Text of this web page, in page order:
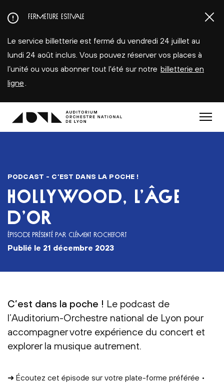
au
principal
FERMETURE ESTIVALE
Le service billetterie est fermé du vendredi 24 juillet au
lundi 24 août inclus. Vous pouvez réserver vos places à
l’unité ou vous abonner tout l'été sur notre billetterie en
ligne
Menu
PODCAST - C’EST DANS LA POCHE !
HOLLYWOOD, L’ÂGE
D’OR
ÉPISODE PRÉSENTÉ PAR CLÉMENT ROCHEFORT
publié le 21 décembre 2023
C’est dans la poche ! Le podcast de
l’Auditorium-Orchestre national de Lyon pour
accompagner votre expérience du concert et
explorer la musique autrement.
➜ Écoutez cet épisode sur votre plate-forme préférée •